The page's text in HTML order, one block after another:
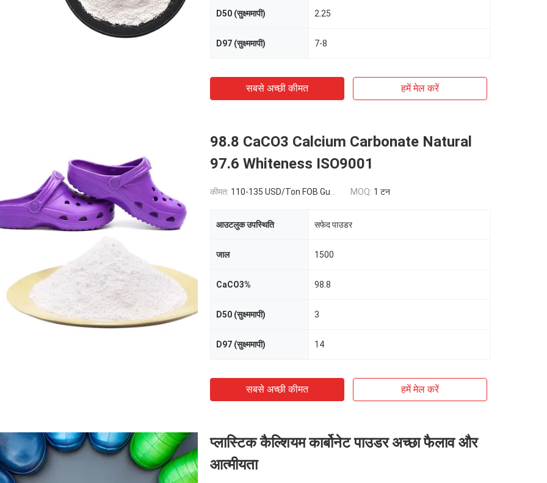
D50 (सुक्ष्ममापी) 2.25
D97 (सुक्ष्ममापी) 7-8
सबसे अच्छी कीमत हमें मेल करें
98.8 CaCO3 Calcium Carbonate Natural
97.6 Whiteness ISO9001
कीमत: 110-135 USD/Ton FOB Guangzhou,China MOQ: 1 टन
आउटलुक उपस्थिति सफेद पाउडर
जाल 1500
CaCO3% 98.8
D50 (सुक्ष्ममापी) 3
D97 (सुक्ष्ममापी) 14
सबसे अच्छी कीमत हमें मेल करें
प्लास्टिक कैल्शियम कार्बोनेट पाउडर अच्छा फैलाव और
आत्मीयता